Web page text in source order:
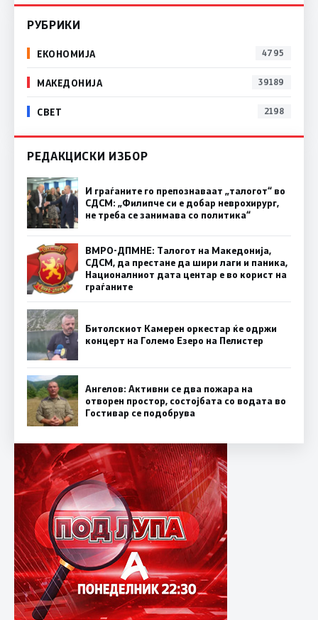
РУБРИКИ
ЕКОНОМИЈА 4795
МАКЕДОНИЈА 39189
СВЕТ 2198
РЕДАКЦИСКИ ИЗБОР
И граѓаните го препознаваат „талогот“ во
СДСМ: „Филипче си е добар неврохирург,
не треба се занимава со политика“
ВМРО-ДПМНЕ: Талогот на Македонија,
СДСМ, да престане да шири лаги и паника,
Националниот дата центар е во корист на
граѓаните
Битолскиот Камерен оркестар ќе одржи
концерт на Големо Езеро на Пелистер
Ангелов: Активни се два пожара на
отворен простор, состојбата со водата во
Гостивар се подобрува